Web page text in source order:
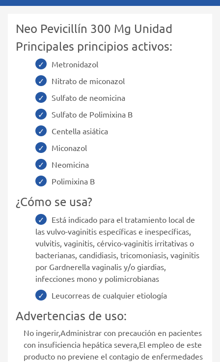
Neo Pevicillín 300 Mg Unidad
Principales principios activos:
Metronidazol
Nitrato de miconazol
Sulfato de neomicina
Sulfato de Polimixina B
Centella asiática
Miconazol
Neomicina
Polimixina B
¿Cómo se usa?
Está indicado para el tratamiento local de
las vulvo-vaginitis específicas e inespecíficas,
vulvitis, vaginitis, cérvico-vaginitis irritativas o
bacterianas, candidiasis, tricomoniasis, vaginitis
por Gardnerella vaginalis y/o giardias,
infecciones mono y polimicrobianas
Leucorreas de cualquier etiología
Advertencias de uso:
No ingerir,Administrar con precaución en pacientes
con insuficiencia hepática severa,El empleo de este
producto no previene el contagio de enfermedades